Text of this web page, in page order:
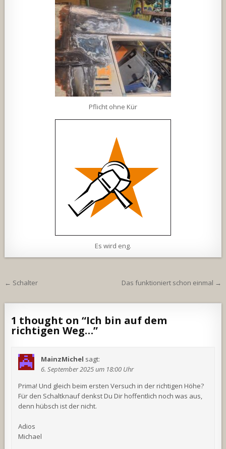
Pflicht ohne Kür
Es wird eng.
Beitragsnavigation
← Schalter Das funktioniert schon einmal →
1 thought on “Ich bin auf dem
richtigen Weg…”
MainzMichel sagt:
6. September 2025 um 18:00 Uhr
Prima! Und gleich beim ersten Versuch in der richtigen Höhe?
Für den Schaltknauf denkst Du Dir hoffentlich noch was aus,
denn hübsch ist der nicht.
Adios
Michael